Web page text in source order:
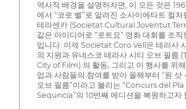
역사적 배경을 설명하자면, 이 모든 것은
에서 “코로 벨”로 알려진 소사이에타트 컬처
테라센카 (Societat Cultural Joventut
같은 아이디어로 “로트요” 영화 대회를 조직
입니다. 이제 Societat Coro Vell은 테라사
의 지원과 유네스코 테라사 시티 오브 필름
City of Film) 의 활동, 그리고 이 행사를 위
업과 사람들의 참여를 받아 올해부터 “원 샷
오브 필름”이라고 불리는 “Concurs del Pla
Seqüncia”의 10번째 에디션을 복원하고자